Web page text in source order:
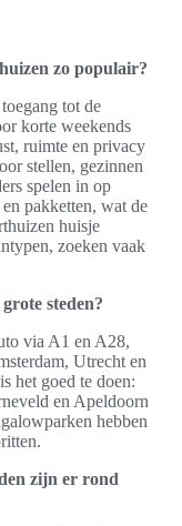
zo populair?
tot de
korte weekends
ruimte en privacy
stellen, gezinnen
spelen in op
pakketten, wat de
huisje
zoeken vaak
steden?
via A1 en A28,
Utrecht en
het goed te doen:
en Apeldoorn
hebben
zijn er rond